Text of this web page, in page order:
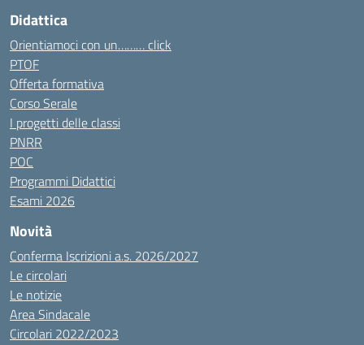
Didattica
Orientiamoci con un……… click
PTOF
Offerta formativa
Corso Serale
I progetti delle classi
PNRR
POC
Programmi Didattici
Esami 2026
Novità
Conferma Iscrizioni a.s. 2026/2027
Le circolari
Le notizie
Area Sindacale
Circolari 2022/2023